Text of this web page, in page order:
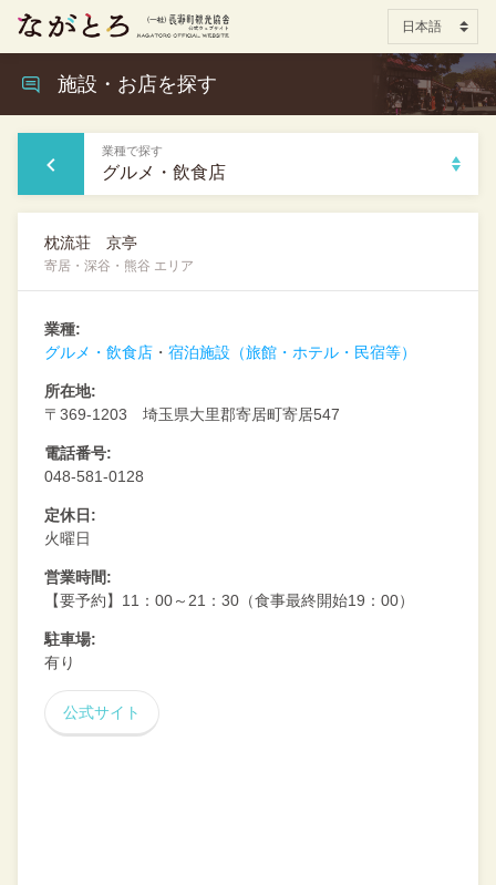
施設・お店を探す
業種で探す
グルメ・飲食店
枕流荘 京亭
寄居・深谷・熊谷 エリア
業種:
グルメ・飲食店
宿泊施設（旅館・ホテル・民宿等）
所在地:
〒369-1203 埼玉県大里郡寄居町寄居547
電話番号:
048-581-0128
定休日:
火曜日
営業時間:
【要予約】11：00～21：30（食事最終開始19：00）
駐車場:
有り
公式サイト